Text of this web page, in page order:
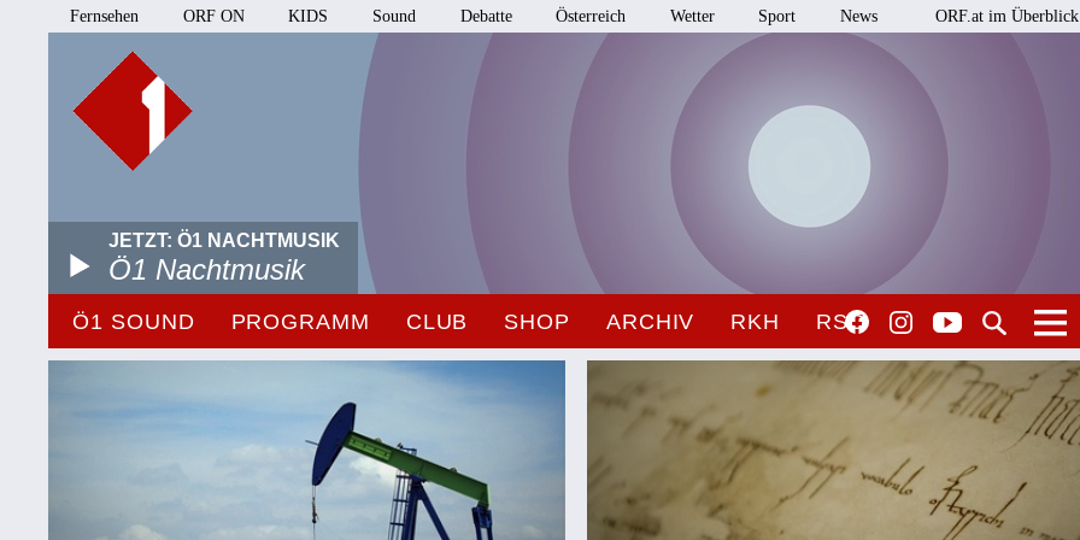
Fernsehen ORF ON KIDS Sound Debatte Österreich Wetter Sport News ORF.at im Überblick
JETZT: Ö1 NACHTMUSIK
Ö1 Nachtmusik
Ö1 SOUND PROGRAMM CLUB SHOP ARCHIV RKH RSO